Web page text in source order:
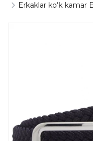
Erkaklar ko'k kamar